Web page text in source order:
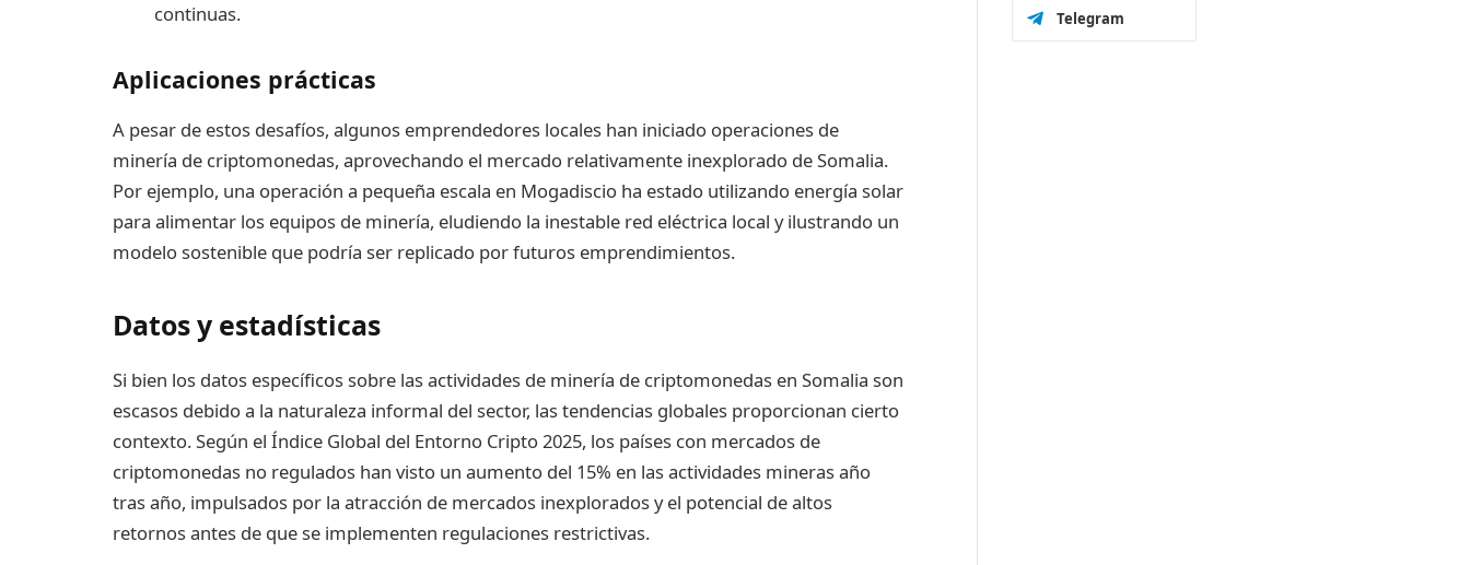
continuas.
Aplicaciones prácticas
A pesar de estos desafíos, algunos emprendedores locales han iniciado operaciones de
minería de criptomonedas, aprovechando el mercado relativamente inexplorado de Somalia.
Por ejemplo, una operación a pequeña escala en Mogadiscio ha estado utilizando energía solar
para alimentar los equipos de minería, eludiendo la inestable red eléctrica local y ilustrando un
modelo sostenible que podría ser replicado por futuros emprendimientos.
Datos y estadísticas
Si bien los datos específicos sobre las actividades de minería de criptomonedas en Somalia son
escasos debido a la naturaleza informal del sector, las tendencias globales proporcionan cierto
contexto. Según el Índice Global del Entorno Cripto 2025, los países con mercados de
criptomonedas no regulados han visto un aumento del 15% en las actividades mineras año
tras año, impulsados por la atracción de mercados inexplorados y el potencial de altos
retornos antes de que se implementen regulaciones restrictivas.
Telegram